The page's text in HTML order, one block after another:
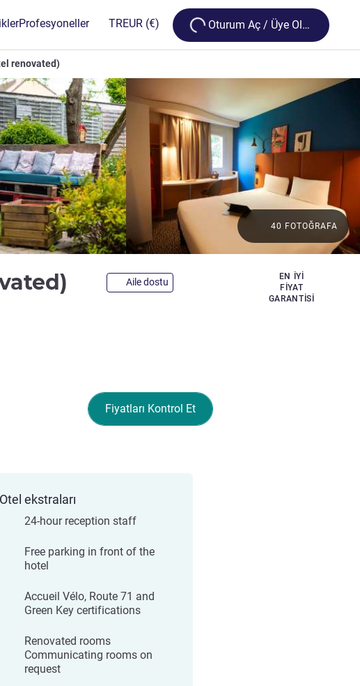
Profesyoneller TREUR (€) Loading...
Oturum Aç / Üye Olun
renovated)
3 yıldızAile dostu
EN IYI
FIYAT
GARANTISI
40 FOTOĞRAFA
Fiyatları Kontrol Et
Otel ekstraları
24-hour reception staff
Free parking in front of the
hotel
Accueil Vélo, Route 71 and
Green Key certifications
Renovated rooms
Communicating rooms on
request